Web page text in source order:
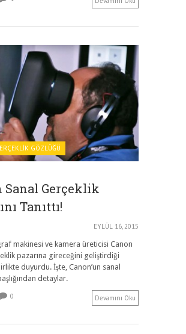
GÖZLÜĞÜ
Sanal Gerçeklik
Tanıttı!
EYLÜL 16, 2015
makinesi ve kamera üreticisi Canon
pazarına gireceğini geliştirdiği
duyurdu. İşte, Canon’un sanal
detaylar.
0 Devamını Oku